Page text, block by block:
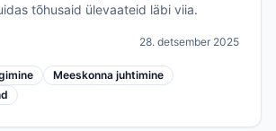
tõhusaid ülevaateid läbi viia.
28. detsember 2025
Meeskonna juhtimine